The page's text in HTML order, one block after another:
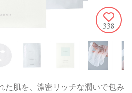
338
た肌を、濃密リッチな潤いで包み